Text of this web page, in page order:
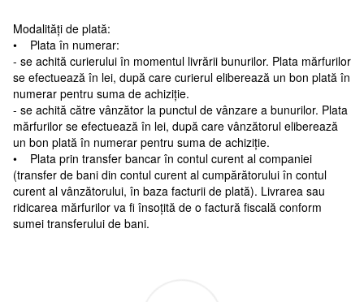
Modalități de plată:
• Plata în numerar:
- se achită curierului în momentul livrării bunurilor. Plata mărfurilor
se efectuează în lei, după care curierul eliberează un bon plată în
numerar pentru suma de achiziție.
- se achită către vânzător la punctul de vânzare a bunurilor. Plata
mărfurilor se efectuează în lei, după care vânzătorul eliberează
un bon plată în numerar pentru suma de achiziție.
• Plata prin transfer bancar în contul curent al companiei
(transfer de bani din contul curent al cumpărătorului în contul
curent al vânzătorului, în baza facturii de plată). Livrarea sau
ridicarea mărfurilor va fi însoțită de o factură fiscală conform
sumei transferului de bani.